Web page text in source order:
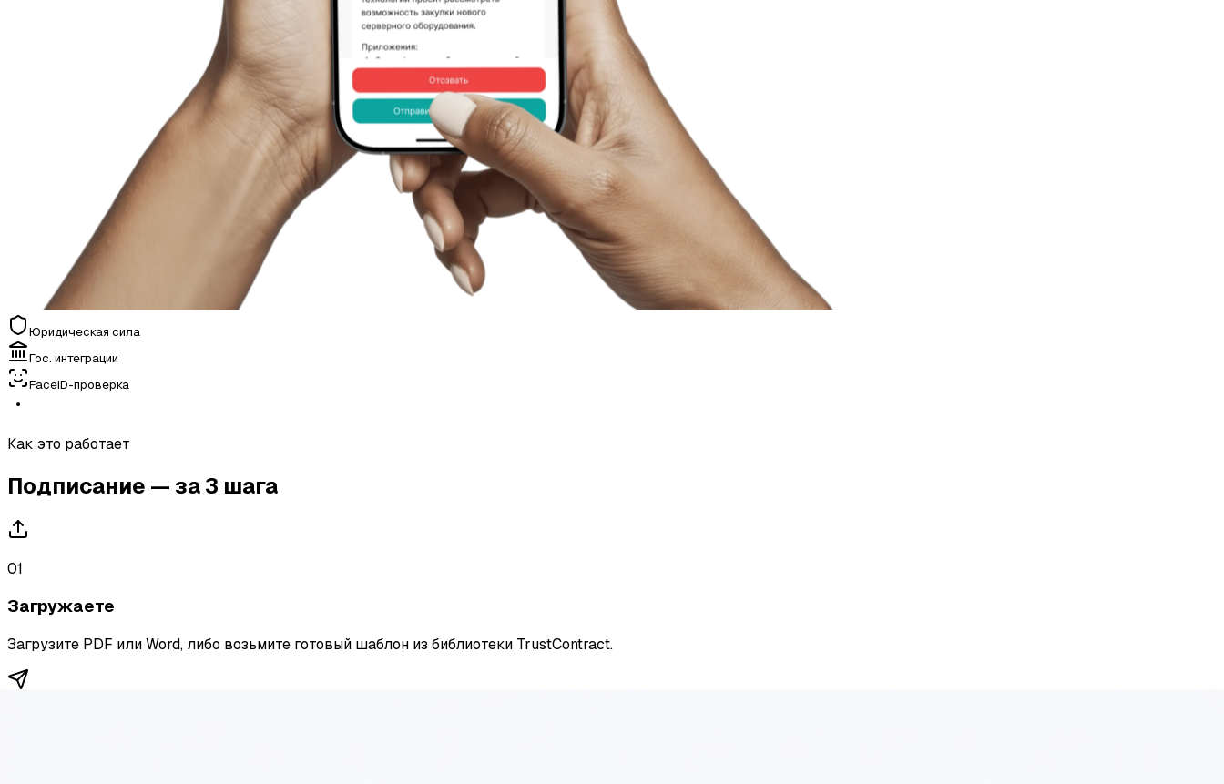
Юридическая сила
Гос. интеграции
FaceID-проверка
Как это работает
Подписание — за 3 шага
01
Загружаете
Загрузите PDF или Word, либо возьмите готовый шаблон из библиотеки TrustContract.